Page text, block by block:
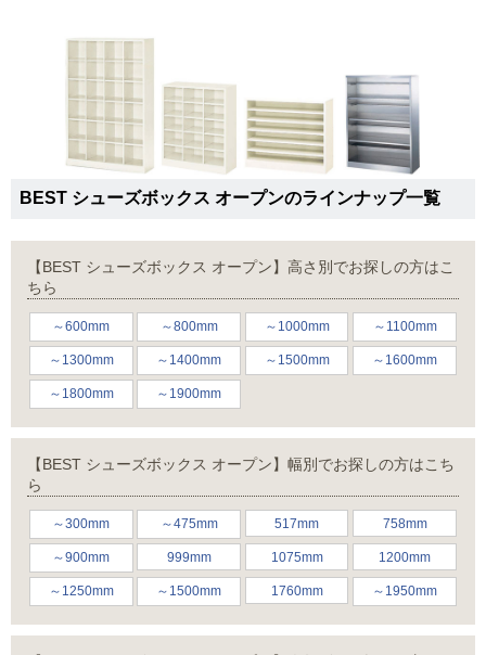
BEST シューズボックス オープンのラインナップ一覧
【BEST シューズボックス オープン】高さ別でお探しの方はこ
ちら
～600mm ～800mm ～1000mm ～1100mm
～1300mm ～1400mm ～1500mm ～1600mm
～1800mm ～1900mm
【BEST シューズボックス オープン】幅別でお探しの方はこち
ら
～300mm ～475mm 517mm 758mm
～900mm 999mm 1075mm 1200mm
～1250mm ～1500mm 1760mm ～1950mm